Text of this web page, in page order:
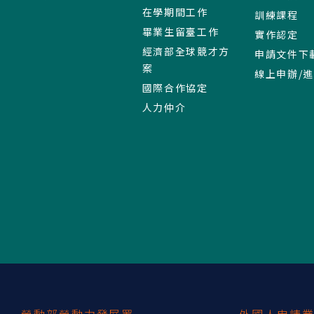
在學期間工作
畢業生留臺工作
經濟部全球競才方
案
國際合作協定
人力仲介
訓練課程
實作認定
申請文件下
線上申辦/